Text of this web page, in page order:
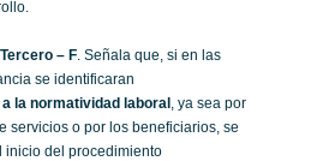
– F . Señala que, si en las
se identificaran
la normatividad laboral , ya sea por
servicios o por los beneficiarios, se
inicio del procedimiento